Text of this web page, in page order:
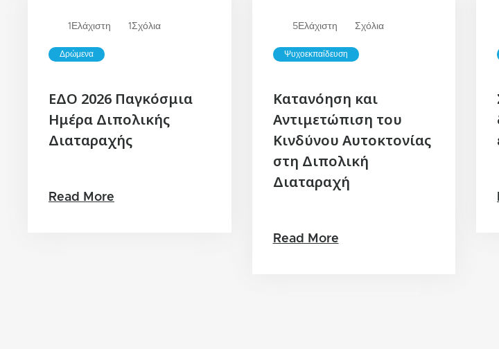
1 Ελάχιστη 1 Σχόλια
Δρώμενα
ΕΔΟ 2026 Παγκόσμια
Ημέρα Διπολικής
Διαταραχής
Read More
5Ελάχιστη Σχόλια
Ψυχοεκπαίδευση
Κατανόηση και
Αντιμετώπιση του
Κινδύνου Αυτοκτονίας
στη Διπολική
Διαταραχή
Read More